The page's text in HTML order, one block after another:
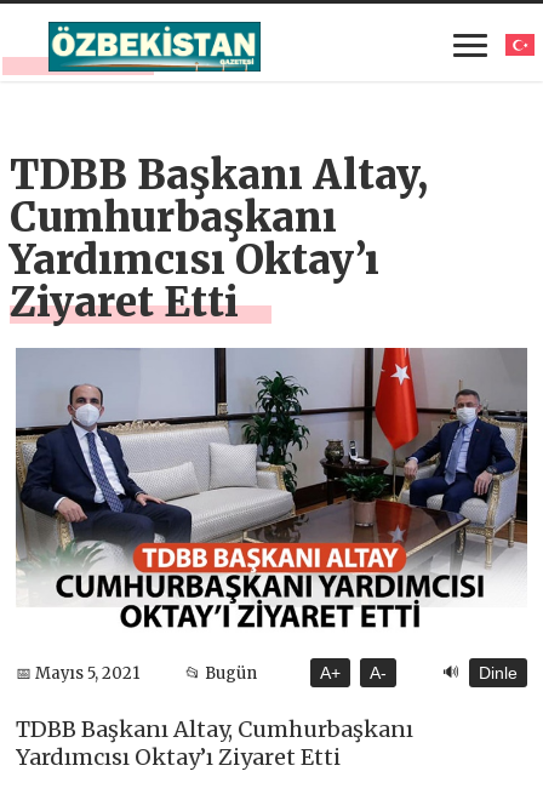
TDBB Başkanı Altay,
Cumhurbaşkanı
Yardımcısı Oktay’ı
Ziyaret Etti
📅 Mayıs 5, 2021 📂 Bugün A+ A- 🔊 Dinle
TDBB Başkanı Altay, Cumhurbaşkanı
Yardımcısı Oktay’ı Ziyaret Etti